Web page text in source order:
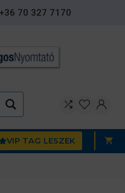
+36 70 327 7170
VIP TAG LESZEK